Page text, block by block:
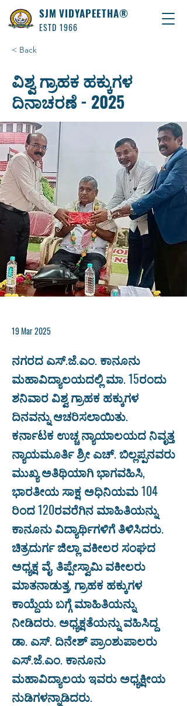
SJM VIDYAPEETHA®
ESTD 1966
< Back
ವಿಶ್ವ ಗ್ರಾಹಕ ಹಕ್ಕುಗಳ
ದಿನಾಚರಣೆ - 2025
19 Mar 2025
ನಗರದ ಎಸ್.ಜೆ.ಎಂ. ಕಾನೂನು
ಮಹಾವಿದ್ಯಾಲಯದಲ್ಲಿ ಮಾ. 15ರಂದು
ಶನಿವಾರ ವಿಶ್ವ ಗ್ರಾಹಕ ಹಕ್ಕುಗಳ
ದಿನವನ್ನು ಆಚರಿಸಲಾಯಿತು.
ಕರ್ನಾಟಕ ಉಚ್ಚ ನ್ಯಾಯಾಲಯದ ನಿವೃತ್ತ
ನ್ಯಾಯಮೂರ್ತಿ ಶ್ರೀ ಎಚ್. ಬಿಲ್ಲಪ್ಪನವರು
ಮುಖ್ಯ ಅತಿಥಿಯಾಗಿ ಭಾಗವಹಿಸಿ,
ಭಾರತೀಯ ಸಾಕ್ಷ ಅಧಿನಿಯಮ 104
ರಿಂದ 120ರವರೆಗಿನ ಮಾಹಿತಿಯನ್ನು
ಕಾನೂನು ವಿದ್ಯಾರ್ಥಿಗಳಿಗೆ ತಿಳಿಸಿದರು.
ಚಿತ್ರದುರ್ಗ ಜಿಲ್ಲಾ ವಕೀಲರ ಸಂಘದ
ಅಧ್ಯಕ್ಷ ವೈ. ತಿಪ್ಪೇಸ್ವಾಮಿ ವಕೀಲರು
ಮಾತನಾಡುತ್ತ, ಗ್ರಾಹಕ ಹಕ್ಕುಗಳ
ಕಾಯ್ದೆಯ ಬಗ್ಗೆ ಮಾಹಿತಿಯನ್ನು
ನೀಡಿದರು. ಅಧ್ಯಕ್ಷತೆಯನ್ನು ವಹಿಸಿದ್ದ
ಡಾ. ಎಸ್. ದಿನೇಶ್ ಪ್ರಾಂಶುಪಾಲರು
ಎಸ್.ಜೆ.ಎಂ. ಕಾನೂನು
ಮಹಾವಿದ್ಯಾಲಯ ಇವರು ಅಧ್ಯಕ್ಷೀಯ
ನುಡಿಗಳನ್ನಾಡಿದರು.